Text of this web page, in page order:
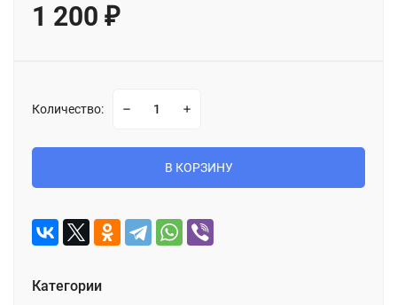
1 200 ₽
Количество:
В КОРЗИНУ
Категории